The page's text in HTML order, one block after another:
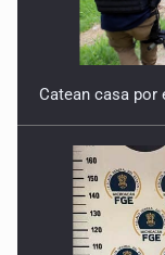
Catean casa por